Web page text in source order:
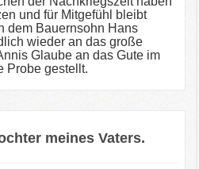
und für Mitgefühl bleibt
dem Bauernsohn Hans
wieder an das große
Glaube an das Gute im
Probe gestellt.
meines Vaters.